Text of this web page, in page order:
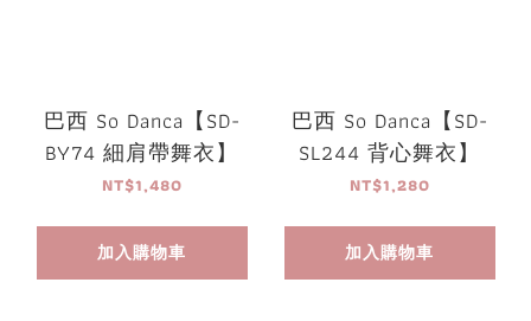
巴西 So Danca【SD-
BY74 細肩帶舞衣】
NT$1,480
加入購物車
巴西 So Danca【SD-
SL244 背心舞衣】
NT$1,280
加入購物車